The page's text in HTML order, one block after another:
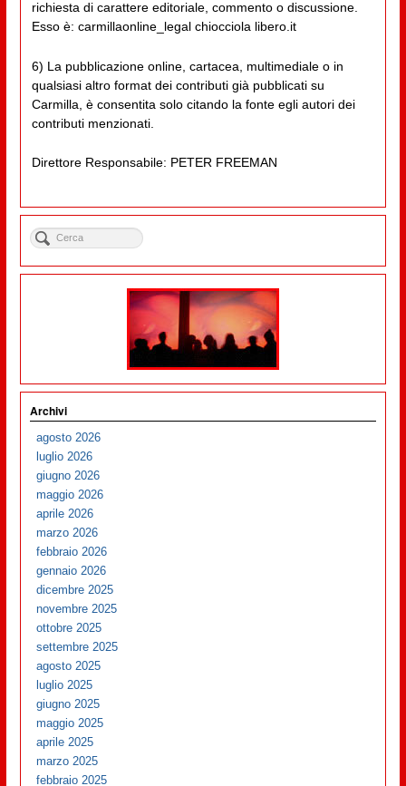
richiesta di carattere editoriale, commento o discussione.
Esso è: carmillaonline_legal chiocciola libero.it
6) La pubblicazione online, cartacea, multimediale o in
qualsiasi altro format dei contributi già pubblicati su
Carmilla, è consentita solo citando la fonte egli autori dei
contributi menzionati.
Direttore Responsabile: PETER FREEMAN
Archivi
agosto 2026
luglio 2026
giugno 2026
maggio 2026
aprile 2026
marzo 2026
febbraio 2026
gennaio 2026
dicembre 2025
novembre 2025
ottobre 2025
settembre 2025
agosto 2025
luglio 2025
giugno 2025
maggio 2025
aprile 2025
marzo 2025
febbraio 2025